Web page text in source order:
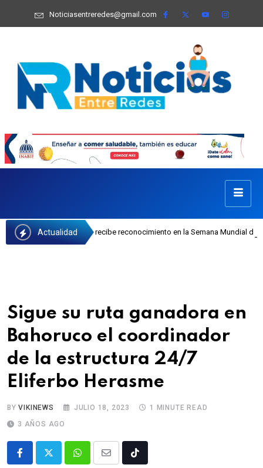
Noticiasentreredes@gmail.com
Actualidad
Castillo recibe reconocimiento en la Semana Mundial de la Lactancia
Sigue su ruta ganadora en
Bahoruco el coordinador
de la estructura 24/7
Eliferbo Herasme
BYVIKINEWS JULIO 18, 2023
1 MINUTE READ
3 AÑOS AGO